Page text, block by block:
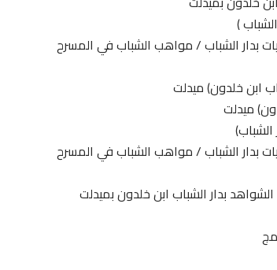
بدار الشباب / مواهب الشباب في المسرح
ابن خلدون) ميدلت
ميدلت
بدار الشباب / مواهب الشباب في المسرح
بدار الشباب ابن خلدون بميدلت